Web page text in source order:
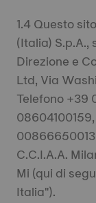
1.4 Questo
(Italia)
Direzione e
Ltd, Via
Telefono +39
C.C.I.A.A.
Mi (qui di
Italia").